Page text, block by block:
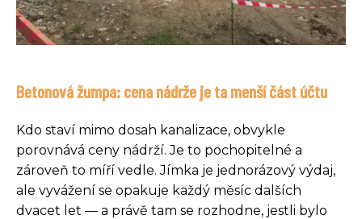
Betonová žumpa: cena nádrže je ta menší část účtu
Kdo staví mimo dosah kanalizace, obvykle
porovnává ceny nádrží. Je to pochopitelné a
zároveň to míří vedle. Jímka je jednorázový výdaj,
ale vyvážení se opakuje každý měsíc dalších
dvacet let — a právě tam se rozhodne, jestli bylo